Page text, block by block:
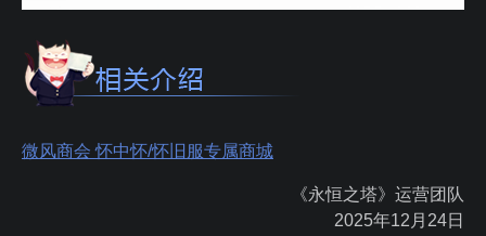
微风商会 怀中怀/怀旧服专属商城
《永恒之塔》运营团队
2025年12月24日